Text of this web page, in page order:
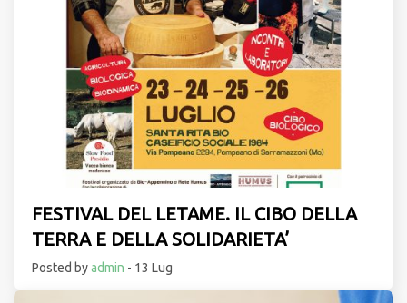
FESTIVAL DEL LETAME. IL CIBO DELLA
TERRA E DELLA SOLIDARIETA’
Posted byadmin - 13 Lug